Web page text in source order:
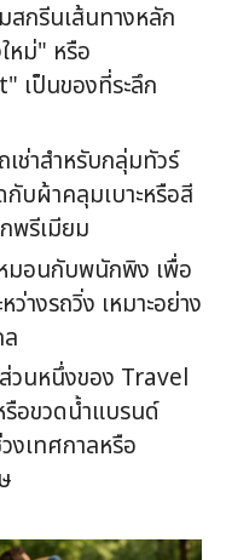
กรีนเส้นทางหลัก
หม่" หรือ
เป็นของที่ระลึก
ช่าสำหรับกลุ่มทัวร์
บผ้าคลุมเบาะหรือสี
พรีเมียม
มอนกับพนักพิง เพื่อ
างรถวิ่ง เหมาะอย่าง
วนหนึ่งของ Travel
อขวดน้ำแบรนด์
งเทศกาลหรือ